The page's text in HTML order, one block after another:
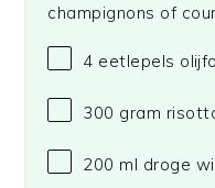
champignons of
4 eetlepels
300 gram
200 ml droge